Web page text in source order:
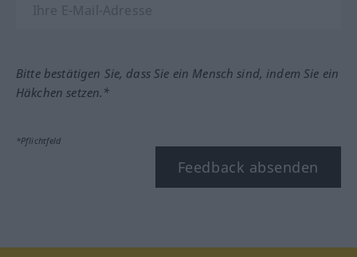
Bitte bestätigen Sie, dass Sie ein Mensch sind, indem Sie ein
Häkchen setzen.*
*Pflichtfeld
Feedback absenden